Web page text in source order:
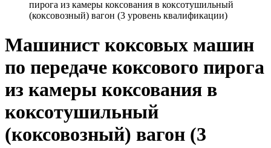
пирога из камеры коксования в коксотушильный
(коксовозный) вагон (3 уровень квалификации)
Машинист коксовых машин
по передаче коксового пирога
из камеры коксования в
коксотушильный
(коксовозный) вагон (3